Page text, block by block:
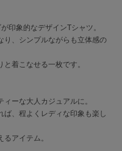
印象的なデザインTシャツ。
り、シンプルながらも立体感の
着こなせる一枚です。
ーな大人カジュアルに。
ば、程よくレディな印象も楽し
アイテム。